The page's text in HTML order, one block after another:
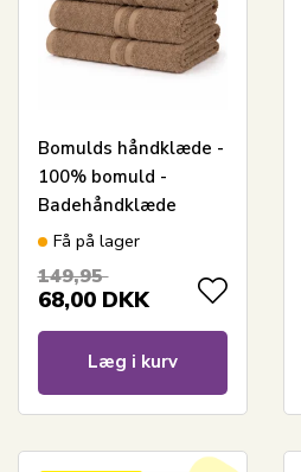
Bomulds håndklæde -
100% bomuld -
Badehåndklæde
65x130 cm - Natur
Få på lager
149,95
68,00 DKK
Læg i kurv